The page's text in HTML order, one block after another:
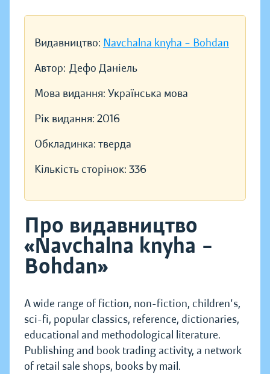
Видавництво: Navchalna knyha – Bohdan
Автор: Дефо Даніель
Мова видання: Українська мова
Рік видання: 2016
Обкладинка: тверда
Кількість сторінок: 336
Про видавництво
«Navchalna knyha –
Bohdan»
A wide range of fiction, non-fiction, children's,
sci-fi, popular classics, reference, dictionaries,
educational and methodological literature.
Publishing and book trading activity, a network
of retail sale shops, books by mail.